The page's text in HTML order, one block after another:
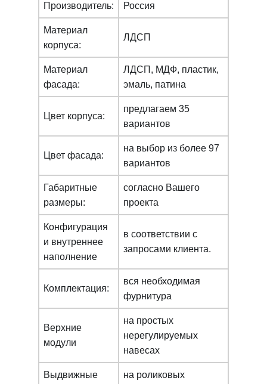
Производитель: Россия
Материал
корпуса:
ЛДСП
Материал
фасада:
ЛДСП, МДФ, пластик,
эмаль, патина
Цвет корпуса:
предлагаем 35
вариантов
Цвет фасада:
на выбор из более 97
вариантов
Габаритные
размеры:
согласно Вашего
проекта
Конфигурация
и внутреннее
наполнение
в соответствии с
запросами клиента.
Комплектация:
вся необходимая
фурнитура
Верхние
модули
на простых
нерегулируемых
навесах
Выдвижные
на роликовых